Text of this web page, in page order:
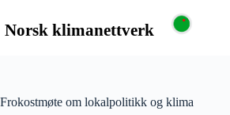
Frokostmøte om lokalpolitikk og klima